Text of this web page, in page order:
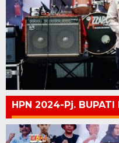
HPN 2024-Pj. BUPATI